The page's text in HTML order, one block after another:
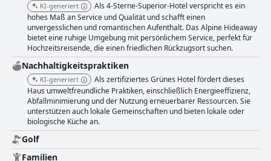
KI-generiert
Als 4-Sterne-Superior-Hotel verspricht es ein
hohes Maß an Service und Qualität und schafft einen
unvergesslichen und romantischen Aufenthalt. Das Alpine Hideaway
bietet eine ruhige Umgebung mit persönlichem Service, perfekt für
Hochzeitsreisende, die einen friedlichen Rückzugsort suchen.
Nachhaltigkeitspraktiken
KI-generiert
Als zertifiziertes Grünes Hotel fördert dieses
Haus umweltfreundliche Praktiken, einschließlich Energieeffizienz,
Abfallminimierung und der Nutzung erneuerbarer Ressourcen. Sie
unterstützen auch lokale Gemeinschaften und bieten lokale oder
biologische Küche an.
Golf
Familien